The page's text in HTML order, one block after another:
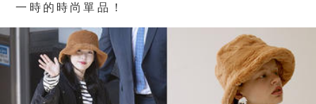
一時的時尚單品！